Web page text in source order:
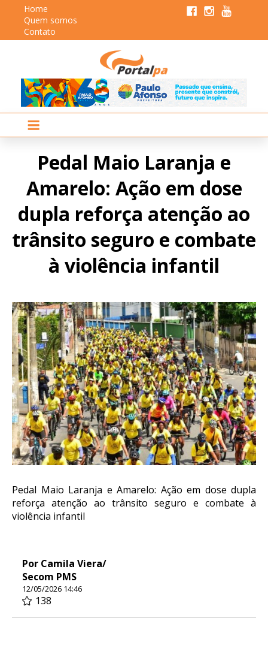
Home
Quem somos
Contato
Pedal Maio Laranja e
Amarelo: Ação em dose
dupla reforça atenção ao
trânsito seguro e combate
à violência infantil
Pedal Maio Laranja e Amarelo: Ação em dose dupla
reforça atenção ao trânsito seguro e combate à
violência infantil
Por Camila Viera/
Secom PMS
12/05/2026 14:46
138